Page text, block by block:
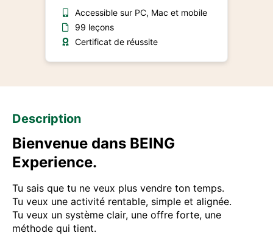
Accessible sur PC, Mac et mobile
99 leçons
Certificat de réussite
Description
Bienvenue dans BEING
Experience.
Tu sais que tu ne veux plus vendre ton temps.
Tu veux une activité rentable, simple et alignée.
Tu veux un système clair, une offre forte, une
méthode qui tient.